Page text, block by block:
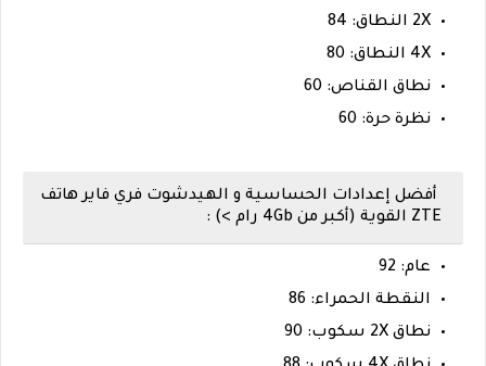
2X النطاق: 84
4X النطاق: 80
نطاق القناص: 60
نظرة حرة: 60
أفضل إعدادات الحساسية و الهيدشوت فري فاير هاتف
ZTE القوية (أكبر من 4Gb رام >) :
عام: 92
النقطة الحمراء: 86
نطاق 2X سكوب: 90